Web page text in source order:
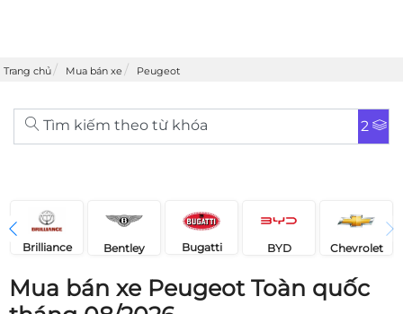
Trang chủ Mua bán xe Peugeot
Tìm kiếm theo từ khóa 2
Brilliance Bentley Bugatti BYD Chevrolet
Mua bán xe Peugeot Toàn quốc